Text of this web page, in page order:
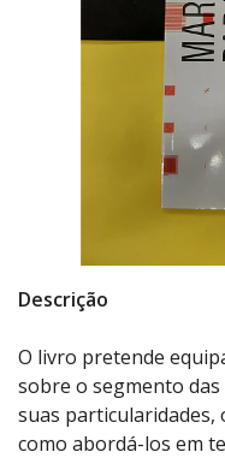
Descrição
O livro pretende
sobre o segmento das
suas
como abordá-los em